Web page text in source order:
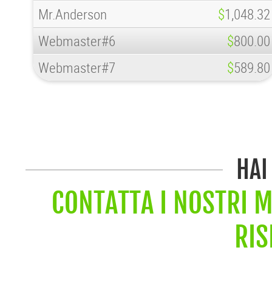
Mr.Anderson
$1,048.32
Webmaster#6
$800.00
Webmaster#7
$589.80
CONTATTA I NOSTRI